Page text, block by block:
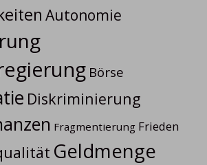
Autonomie
Börse
Diskriminierung
Fragmentierung Frieden
Geldmenge